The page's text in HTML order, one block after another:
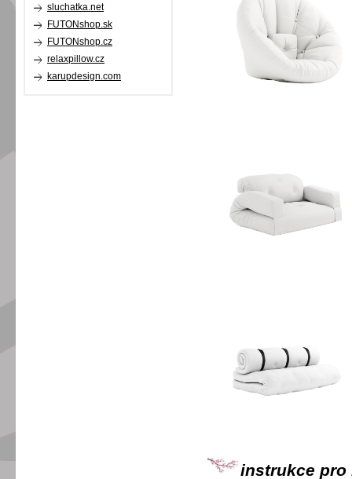
instrukce pro
sluchatka.net
FUTONshop.sk
FUTONshop.cz
relaxpillow.cz
karupdesign.com